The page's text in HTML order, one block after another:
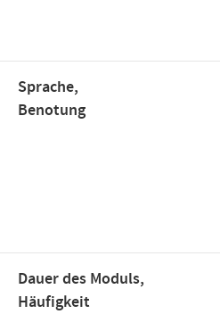
Sprache,
Benotung
Dauer des Moduls,
Häufigkeit